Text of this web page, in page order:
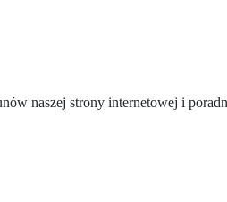
naszej strony internetowej i